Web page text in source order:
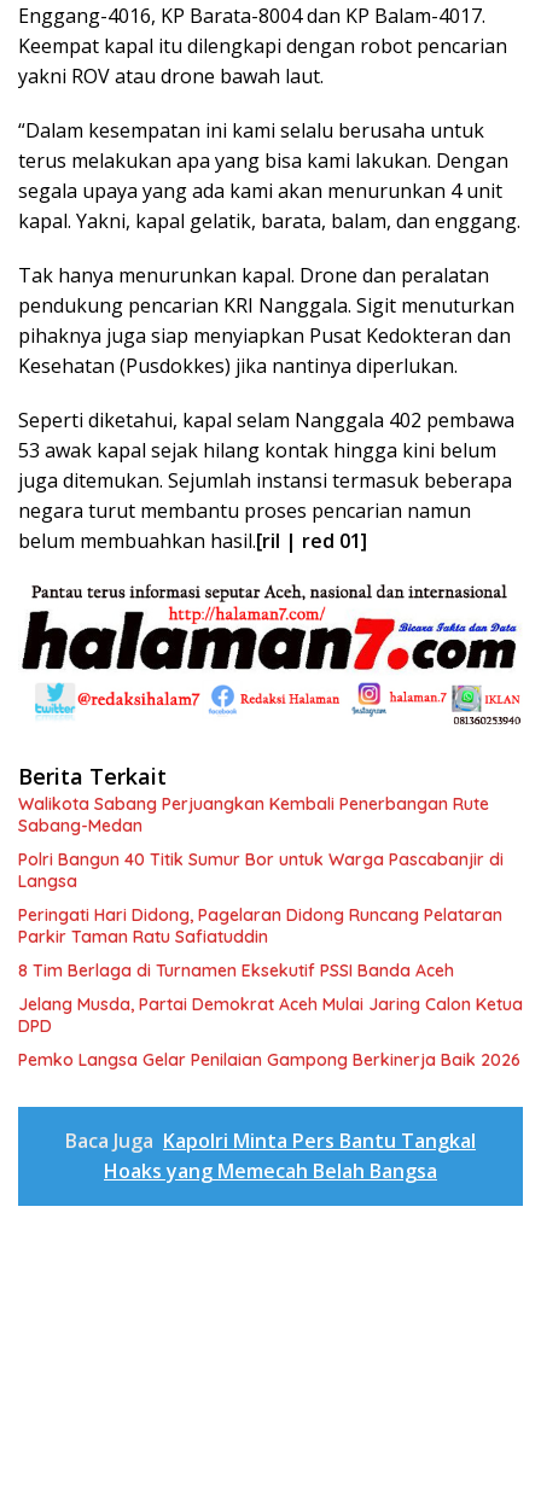
Enggang-4016, KP Barata-8004 dan KP Balam-4017.
Keempat kapal itu dilengkapi dengan robot pencarian
yakni ROV atau drone bawah laut.
“Dalam kesempatan ini kami selalu berusaha untuk
terus melakukan apa yang bisa kami lakukan. Dengan
segala upaya yang ada kami akan menurunkan 4 unit
kapal. Yakni, kapal gelatik, barata, balam, dan enggang.
Tak hanya menurunkan kapal. Drone dan peralatan
pendukung pencarian KRI Nanggala. Sigit menuturkan
pihaknya juga siap menyiapkan Pusat Kedokteran dan
Kesehatan (Pusdokkes) jika nantinya diperlukan.
Seperti diketahui, kapal selam Nanggala 402 pembawa
53 awak kapal sejak hilang kontak hingga kini belum
juga ditemukan. Sejumlah instansi termasuk beberapa
negara turut membantu proses pencarian namun
belum membuahkan hasil.[ril | red 01]
Berita Terkait
Walikota Sabang Perjuangkan Kembali Penerbangan Rute
Sabang-Medan
Polri Bangun 40 Titik Sumur Bor untuk Warga Pascabanjir di
Langsa
Peringati Hari Didong, Pagelaran Didong Runcang Pelataran
Parkir Taman Ratu Safiatuddin
8 Tim Berlaga di Turnamen Eksekutif PSSI Banda Aceh
Jelang Musda, Partai Demokrat Aceh Mulai Jaring Calon Ketua
DPD
Pemko Langsa Gelar Penilaian Gampong Berkinerja Baik 2026
Baca Juga Kapolri Minta Pers Bantu Tangkal
Hoaks yang Memecah Belah Bangsa